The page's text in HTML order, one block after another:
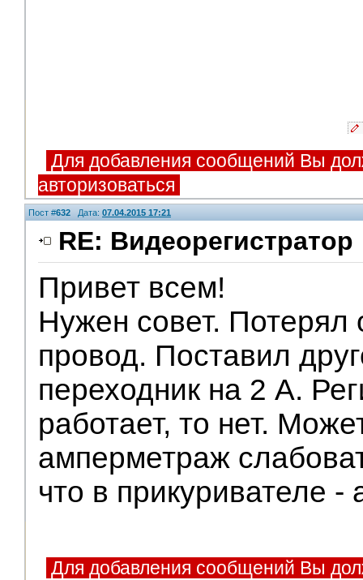
Для добавления сообщений Вы
авторизоваться
Пост #632 Дата: 07.04.2015 17:21
RE: Видеорегистратор
Привет всем!
Нужен совет. Потерял
провод. Поставил
переходник на 2 А.
работает, то нет.
амперметраж
что в прикуривателе -
Для добавления сообщений Вы